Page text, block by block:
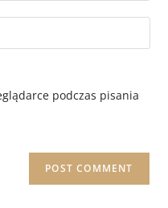
podczas pisania